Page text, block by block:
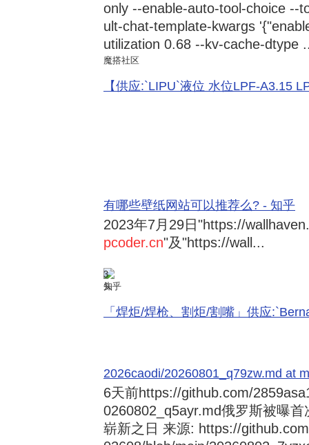
only --enable-auto-tool-choice --
ult-chat-template-kwargs
utilization 0.68 --kv-cache-dtype
魔搭社区
【供应:`LIPU`液位 水位LPF-A3.15
有哪些壁纸网站可以推荐么? - 知乎
2023年7月29日 "https://
pcoder.cn"及"https://wall...
3
知乎
「焊炬/焊枪、割炬/割嘴」供应
2026caodi/20260801_q79zw.md at
6天前https://github.com/
0260802_q5ayr.md俄罗斯被曝
崭新之日 来源: https://